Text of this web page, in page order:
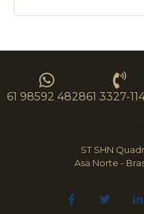
61 98592 482861 3327-
ST SHN
Asa Norte -